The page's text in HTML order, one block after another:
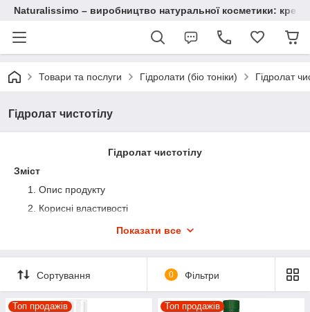
Naturalissimo – виробництво натуральної косметики:
Товари та послуги Гідролати (біо тоніки) Гідролат
Гідролат чистотілу
Гідролат чистотілу
Зміст
Опис продукту
Корисні властивості
Застосування в косметології
Де купити в Україні
1. Опис продукту
Показати все
Сортування 0 Фільтри
Топ продажів Топ продажів